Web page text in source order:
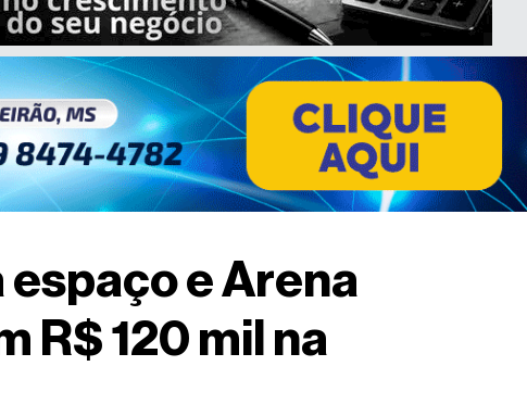
e Arena
R$ 120 mil na